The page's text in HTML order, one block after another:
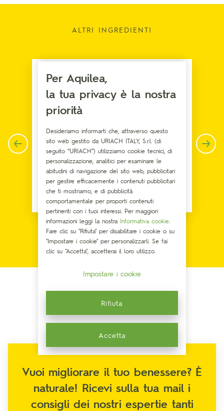
ALTRI INGREDIENTI
Melatonina
Vuoi migliorare il tuo benessere? È
naturale! Ricevi sulla tua mail i
consigli dei nostri espertie tanti
Per Aquilea,
la tua privacy è la nostra
priorità
Desideriamo informarti che, attraverso questo
sito web gestito da URIACH ITALY, S.r.l. (di
seguito “URIACH”) utilizziamo cookie tecnici, di
personalizzazione, analitici per esaminare le
abitudini di navigazione del sito web, pubblicitari
per gestire efficacemente i contenuti pubblicitari
che ti mostriamo, e di pubblicità
comportamentale per proporti contenuti
pertinenti con i tuoi interessi. Per maggiori
informazioni leggi la nostra Informativa cookie
Fare clic su "Rifiuta" per disabilitare i cookie o su
"Impostare i cookie" per personalizzarli. Se fai
clic su "Accetta", accetterai il loro utilizzo.
Impostare i cookie
Rifiuta
Accetta